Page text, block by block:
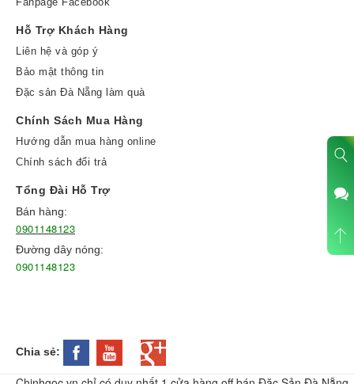
Hỗ Trợ Khách Hàng
Liên hệ và góp ý
Bảo mật thông tin
Đặc sản Đà Nẵng làm quà
Chính Sách Mua Hàng
Hướng dẫn mua hàng online
Chính sách đổi trả
Tổng Đài Hỗ Trợ
Bán hàng:
0901148123
Đường dây nóng:
0901148123
Chia sẻ: